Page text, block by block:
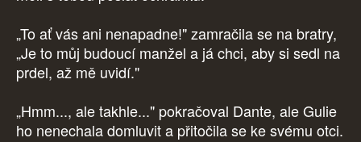
„To ať vás ani nenapadne!" zamračila se na bratry,
„Je to můj budoucí manžel a já chci, aby si sedl na
prdel, až mě uvidí."
„Hmm..., ale takhle..." pokračoval Dante, ale Gulie
ho nenechala domluvit a přitočila se ke svému otci.